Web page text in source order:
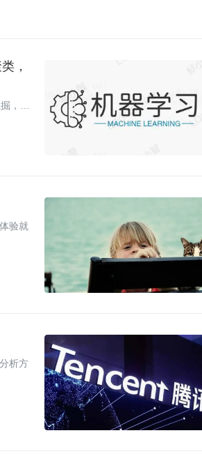
，
，模
验就
析方